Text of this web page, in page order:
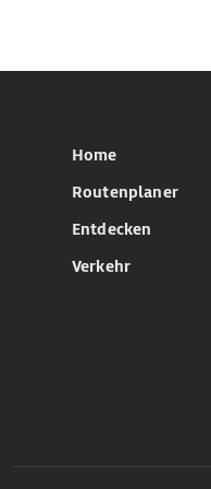
Home
Routenplaner
Entdecken
Verkehr